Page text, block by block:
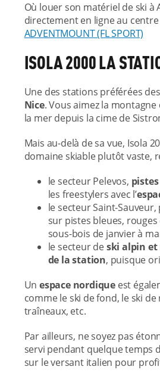
Où louer son matériel de ski à
directement en ligne au centre
ADVENTMOUNT (FL SPORT)
ISOLA 2000 LA
Une des stations préférées
Nice. Vous aimez la
la mer depuis la cime de
Mais au-delà de sa vue, Isola
domaine skiable plutôt vaste,
le secteur Pelevos,
les freestylers avec l’
le secteur Saint-Sauveur,
sur pistes bleues, rouges
sous-bois de janvier à
le secteur deski alpin
de la station, puisque
Unespace nordique est
comme le ski de fond, le ski
traîneaux, etc.
Par ailleurs, ne soyez pas
servi pendant quelque temps
sur le versant italien pour